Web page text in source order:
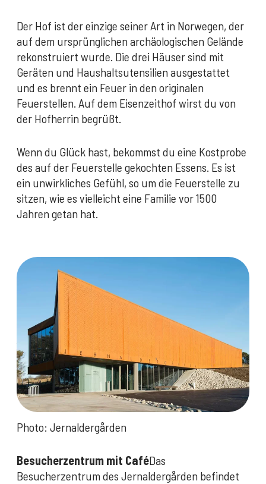
Der Hof ist der einzige seiner Art in Norwegen, der
auf dem ursprünglichen archäologischen Gelände
rekonstruiert wurde. Die drei Häuser sind mit
Geräten und Haushaltsutensilien ausgestattet
und es brennt ein Feuer in den originalen
Feuerstellen. Auf dem Eisenzeithof wirst du von
der Hofherrin begrüßt.
Wenn du Glück hast, bekommst du eine Kostprobe
des auf der Feuerstelle gekochten Essens. Es ist
ein unwirkliches Gefühl, so um die Feuerstelle zu
sitzen, wie es vielleicht eine Familie vor 1500
Jahren getan hat.
Photo: Jernaldergården
Besucherzentrum mit CaféDas
Besucherzentrum des Jernaldergården befindet